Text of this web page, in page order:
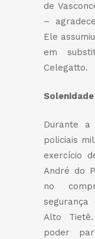
de
–
Ele
em
Celegatto.
Solenidade
Durante a
policiais
exercício
André do
no
Alto
poder